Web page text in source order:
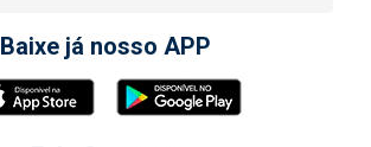
Baixe já nosso APP